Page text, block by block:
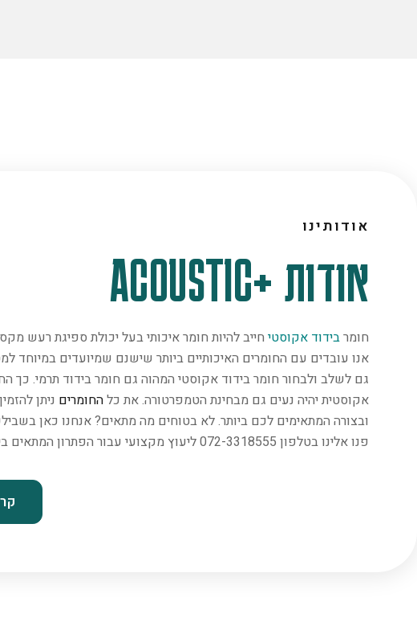
אודותינו
אודות +ACOUSTIC
חומרבידוד אקוסטי חייב להיות חומר איכותי בעל יכולת ספיגת רעש
אנו עובדים עם החומרים האיכותיים ביותר שישנם שמיועדים במיוחד
גם לשלב ולבחור חומר בידוד אקוסטי המהוה גם חומר בידוד תרמי. כך
אקוסטית יהיה נעים גם מבחינת הטמפרטורה. את כלהחומרים ניתן
ובצורה המתאימים לכם ביותר. לא בטוחים מה מתאים? אנחנו כאן
פנו אלינו בטלפון 072-3318555 ליעוץ מקצועי עבור הפתרון המתאים ביותר.